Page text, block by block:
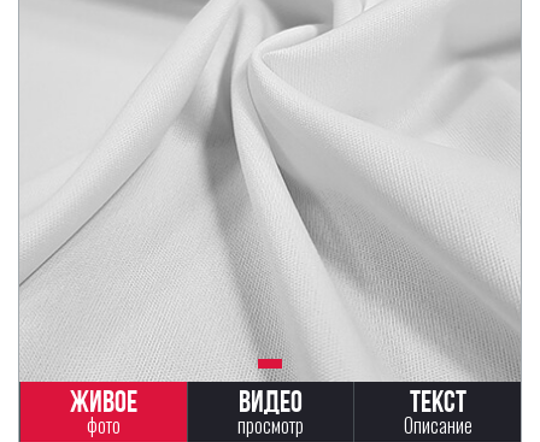
Живое
фото
Видео
просмотр
Текст
Описание